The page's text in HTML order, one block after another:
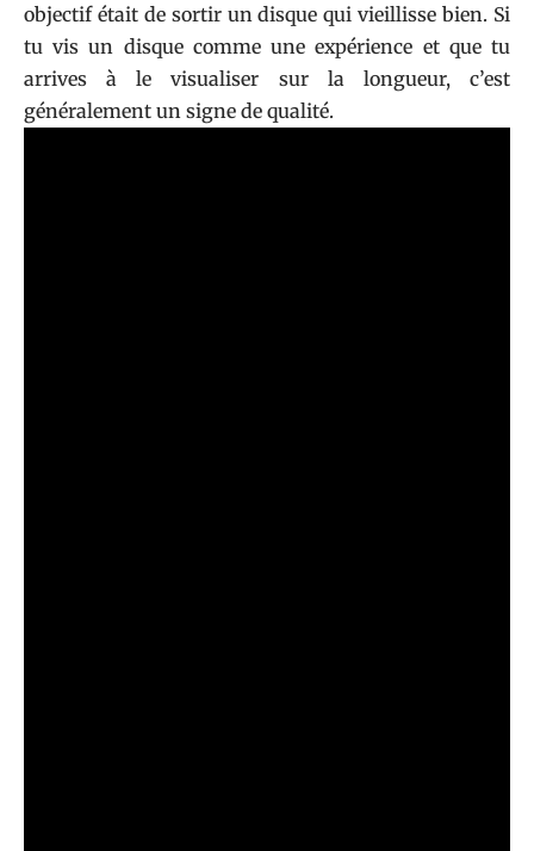
objectif était de sortir un disque qui vieillisse bien. Si
tu vis un disque comme une expérience et que tu
arrives à le visualiser sur la longueur, c’est
généralement un signe de qualité.